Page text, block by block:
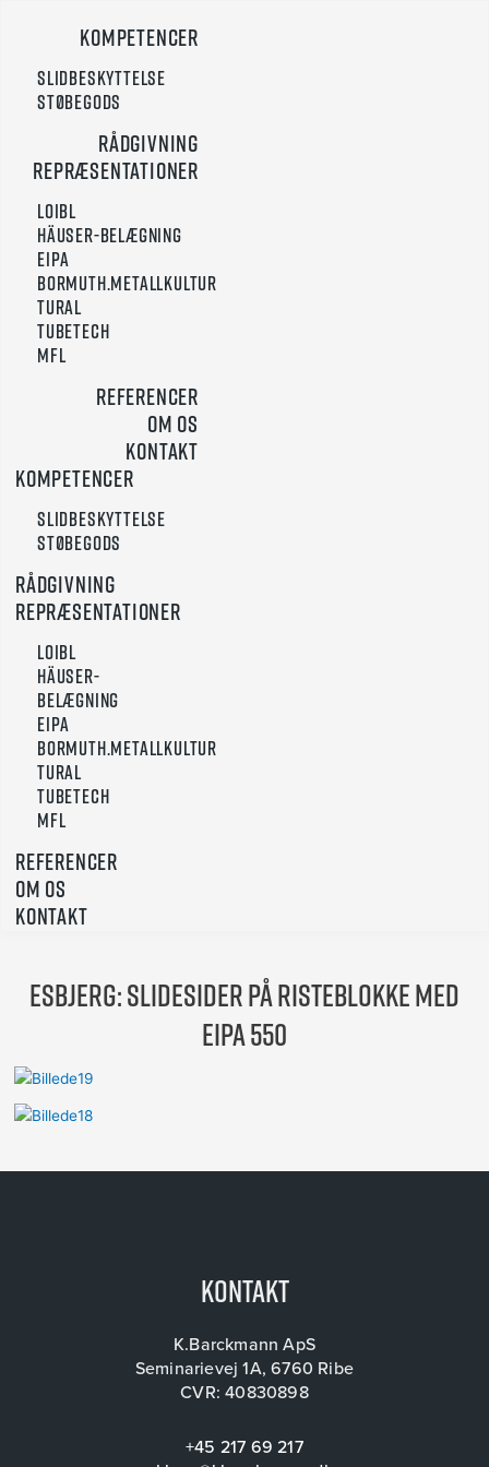
Kompetencer
Slidbeskyttelse
Støbegods
Rådgivning
Repræsentationer
Loibl
Häuser-Belægning
Eipa
Bormuth.Metallkultur
Tural
TUBETECH
MFL
Referencer
Om os
Kontakt
Kompetencer
Slidbeskyttelse
Støbegods
Rådgivning
Repræsentationer
Loibl
Häuser-
Belægning
Eipa
Bormuth.Metallkultur
Tural
TUBETECH
MFL
Referencer
Om os
Kontakt
Esbjerg: SLIDESIDER PÅ RISTEBLOKKE MED
EIPA 550
Kontakt
K.Barckmann ApS
Seminarievej 1A, 6760 Ribe
CVR: 40830898
+45 217 69 217